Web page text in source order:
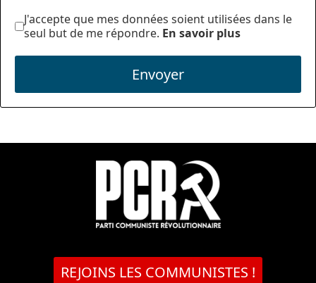
J'accepte que mes données soient utilisées dans le
seul but de me répondre. En savoir plus
Envoyer
REJOINS LES COMMUNISTES !